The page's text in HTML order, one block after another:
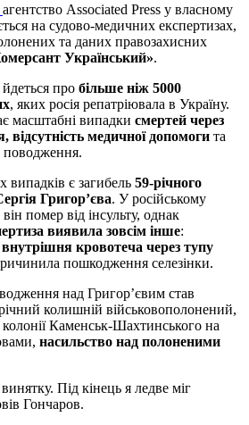
агентство Associated Press у власному
на судово-медичних експертизах,
та даних правозахисних
Український».
про більше ніж 5000
, яких росія репатріювала в Україну.
масштабні випадки смертей через
відсутність медичної допомоги та
поводження.
випадків є загибель 59-річного
Григор’єва. У російському
помер від інсульту, однак
виявила зовсім інше:
внутрішня кровотеча через тупу
пошкодження селезінки.
над Григор’євим став
колишній військовополонений,
Каменськ-Шахтинського на
насильство над полоненими
Під кінець я ледве міг
Гончаров.